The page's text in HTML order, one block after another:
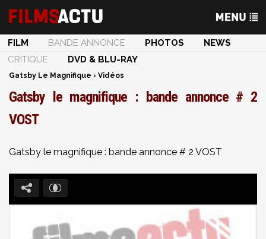
FILM BANDE ANNONCE PHOTOS
NEWS
CRITIQUE
DVD & BLU-RAY
Gatsby Le Magnifique › Vidéos
Gatsby le magnifique : bande annonce # 2
VOST
Gatsby le magnifique : bande annonce # 2 VOST